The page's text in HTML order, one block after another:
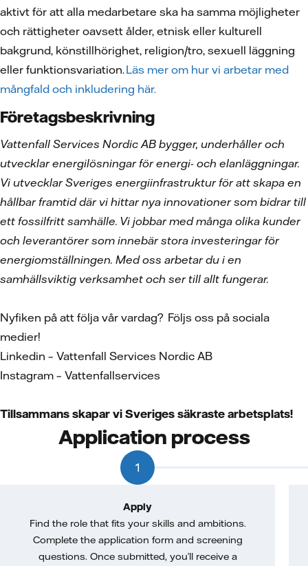
aktivt för att alla medarbetare ska ha samma möjligheter
och rättigheter oavsett ålder, etnisk eller kulturell
bakgrund, könstillhörighet, religion/tro, sexuell läggning
eller funktionsvariation.Läs mer om hur vi arbetar med
mångfald och inkludering här.
Företagsbeskrivning
Vattenfall Services Nordic AB bygger, underhåller och
utvecklar energilösningar för energi- och elanläggningar.
Vi utvecklar Sveriges energiinfrastruktur för att skapa en
hållbar framtid där vi hittar nya innovationer som bidrar till
ett fossilfritt samhälle. Vi jobbar med många olika kunder
och leverantörer som innebär stora investeringar för
energiomställningen. Med oss arbetar du i en
samhällsviktig verksamhet och ser till allt fungerar.
Nyfiken på att följa vår vardag? Följs oss på sociala
medier!
Linkedin – Vattenfall Services Nordic AB
Instagram – Vattenfallservices
Tillsammans skapar vi Sveriges säkraste arbetsplats!
Application process
1
Apply
Find the role that fits your skills and ambitions.
Complete the application form and screening
questions. Once submitted, you’ll receive a